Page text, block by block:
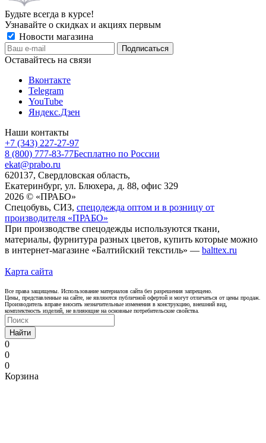
Будьте всегда в курсе!
Узнавайте о скидках и акциях первым
Новости магазина
Оставайтесь на связи
Вконтакте
Telegram
YouTube
Яндекс.Дзен
Наши контакты
+7 (343) 227-27-97
8 (800) 777-83-77Бесплатно по России
ekat@prabo.ru
620137, Свердловская область,
Екатеринбург, ул. Блюхера, д. 88, офис 329
2026 © «ПРАБО»
Спецобувь, СИЗ, спецодежда оптом и в розницу от
производителя «ПРАБО»
При производстве спецодежды используются ткани,
материалы, фурнитура разных цветов, купить которые можно
в интернет-магазине «Балтийский текстиль» — balttex.ru
Карта сайта
Все права защищены. Использование материалов сайта без разрешения запрещено.
Цены, представленные на сайте, не являются публичной офертой и могут отличаться от цены продаж.
Производитель вправе вносить незначительные изменения в конструкцию, внешний вид,
комплектность изделий, не влияющие на основные потребительские свойства.
Найти
0
0
0
Корзина